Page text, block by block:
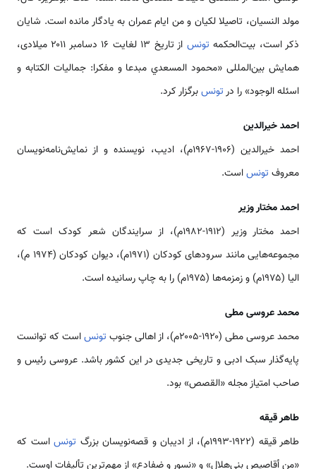
مولد النسیان، تاصیلا لکیان و من ایام عمران به یادگار مانده است. شایان
ذکر است، بیت‌الحکمه تونس
از تاریخ ۱۳ لغایت ۱۶ دسامبر ۲۰۱۱ میلادی،
همایش بین‌المللی «محمود المسعدي مبدعا و مفکرا: جمالیات الکتابه و
اسئله الوجود» را درتونسبرگزار کرد.
احمد خیرالدین
احمد خیرالدین (۱۹۰۶-۱۹۶۷م)، ادیب، نویسنده و از نمایش‌نامه‌نویسان
معروف تونساست.
احمد مختار وزیر
احمد مختار وزیر (۱۹۱۲-۱۹۸۲م)، از سرایندگان شعر کودک است که
مجموعه‌هایی مانند سرودهای کودکان (۱۹۷۱م)، دیوان کودکان (۱۹۷۴ م)،
الیا (۱۹۷۵م) و زمزمه‌ها (۱۹۷۵م) را به چاپ رسانیده است.
محمد عروسی مطی
محمد عروسی مطی (۱۹۲۰-۲۰۰۵م)، از اهالی جنوب
تونساست که توانست
پایه‌گذار سبک ادبی و تاریخی جدیدی در این کشور باشد. عروسی رئیس و
صاحب امتیاز مجله «القصص» بود.
طاهر قیقه
طاهر قیقه (۱۹۲۲-۱۹۹۳م)، از ادیبان و قصه‌نویسان بزرگ
تونس است که
«من أقاصیص بنی‌هلال» و «نسور و ضفادع» از مهم‌ترین تألیفات اوست.